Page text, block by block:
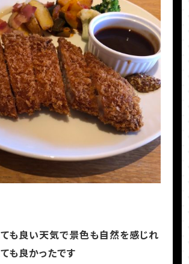
ても良い天気で景色も自然を感じれ
も良かったです